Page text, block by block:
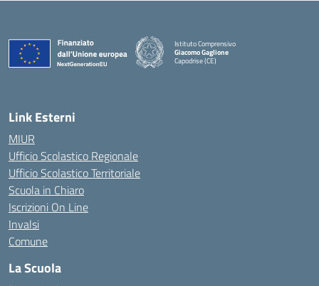
Istituto Comprensivo
Giacomo Gaglione
Capodrise (CE)
— Visita la pagina iniziale della scuola
Link Esterni
MIUR
Ufficio Scolastico Regionale
Ufficio Scolastico Territoriale
Scuola in Chiaro
Iscrizioni On Line
Invalsi
Comune
La Scuola